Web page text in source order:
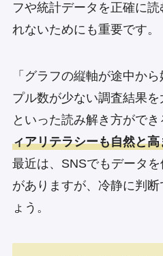
フや統計データを正確に
れないためにも重要です。
「グラフの縦軸が途中か
プル数が少ない調査結果を
といった読み解き方ができ
ィアリテラシーも自然と高
最近は、SNSでもデータ
がありますが、冷静に判
ょう。